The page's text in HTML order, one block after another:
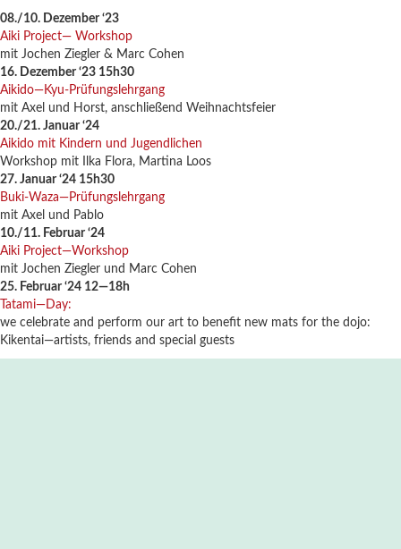
08./10. Dezember ‘23
Aiki Project— Workshop
mit Jochen Ziegler & Marc Cohen
16. Dezember ‘23 15h30
Aikido—Kyu-Prüfungslehrgang
mit Axel und Horst, anschließend Weihnachtsfeier
20./21. Januar ‘24
Aikido mit Kindern und Jugendlichen
Workshop mit Ilka Flora, Martina Loos
27. Januar ‘24 15h30
Buki-Waza—Prüfungslehrgang
mit Axel und Pablo
10./11. Februar ‘24
Aiki Project—Workshop
mit Jochen Ziegler und Marc Cohen
25. Februar ‘24 12—18h
Tatami—Day:
we celebrate and perform our art to benefit new mats for the dojo:
Kikentai—artists, friends and special guests